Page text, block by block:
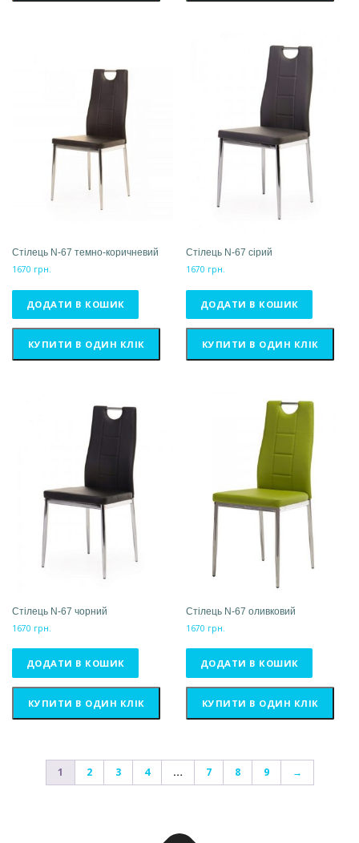
Стілець N-67 темно-коричневий
1670 грн.
ДОДАТИ В КОШИК
КУПИТИ В ОДИН КЛІК
Стілець N-67 сірий
1670 грн.
ДОДАТИ В КОШИК
КУПИТИ В ОДИН КЛІК
Стілець N-67 чорний
1670 грн.
ДОДАТИ В КОШИК
КУПИТИ В ОДИН КЛІК
Стілець N-67 оливковий
1670 грн.
ДОДАТИ В КОШИК
КУПИТИ В ОДИН КЛІК
1 2 3 4 … 7 8 9 →